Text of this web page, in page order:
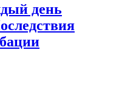
день